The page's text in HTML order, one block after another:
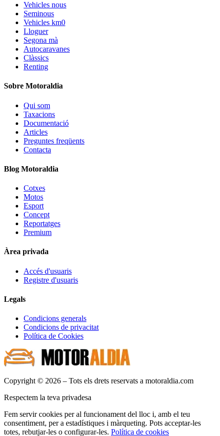
Vehicles nous
Seminous
Vehicles km0
Lloguer
Segona mà
Autocaravanes
Clàssics
Renting
Sobre Motoraldia
Qui som
Taxacions
Documentació
Articles
Preguntes freqüents
Contacta
Blog Motoraldia
Cotxes
Motos
Esport
Concept
Reportatges
Premium
Àrea privada
Accés d'usuaris
Registre d'usuaris
Legals
Condicions generals
Condicions de privacitat
Política de Cookies
Copyright © 2026 – Tots els drets reservats a motoraldia.com
Respectem la teva privadesa
Fem servir cookies per al funcionament del lloc i, amb el teu
consentiment, per a estadístiques i màrqueting. Pots acceptar-les
totes, rebutjar-les o configurar-les. Política de cookies